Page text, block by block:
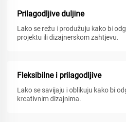
Prilagodljive duljine
Lako se režu i produžuju kako bi
projektu ili dizajnerskom zahtjevu.
Fleksibilne i prilagodljive
Lako se savijaju i oblikuju kako bi
kreativnim dizajnima.